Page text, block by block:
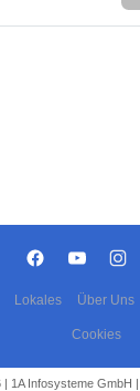
Lokales Über Uns
Cookies
1A Infosysteme GmbH